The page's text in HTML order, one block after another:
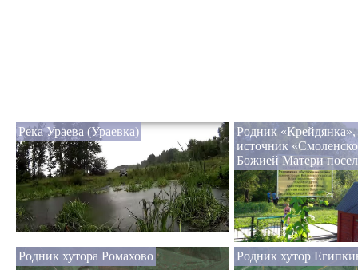
Река Ураева (Ураевка)
Родник «Крейдянка»,
источник
Божией Матери
Родник хутора Ромахово Родник хутор